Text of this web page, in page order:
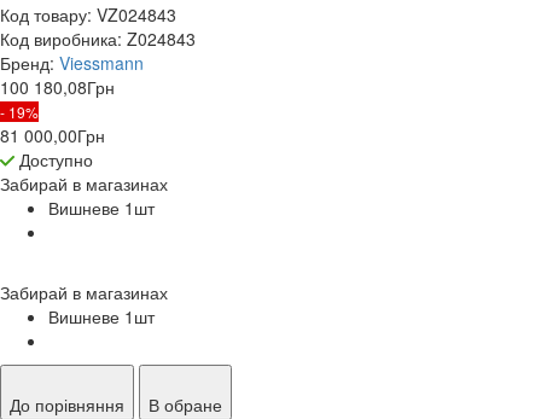
Код товару: VZ024843
Код виробника: Z024843
Бренд: Viessmann
100 180,08Грн
- 19%
81 000,00Грн
Доступно
Забирай в магазинах
Вишневе 1 шт
Забирай в магазинах
Вишневе 1 шт
До порівняння
В обране